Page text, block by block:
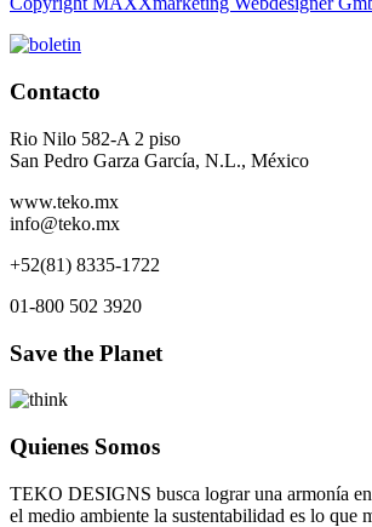
Contacto
Rio Nilo 582-A 2 piso
San Pedro Garza García, N.L., México
www.teko.mx
info@teko.mx
+52(81) 8335-1722
01-800 502 3920
Save the Planet
Quienes Somos
TEKO DESIGNS busca lograr una armonía
el medio ambiente la sustentabilidad es lo que